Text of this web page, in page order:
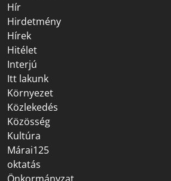
Hír
Hirdetmény
Hírek
Hitélet
Interjú
Itt lakunk
Környezet
Közlekedés
Közösség
Kultúra
Márai125
oktatás